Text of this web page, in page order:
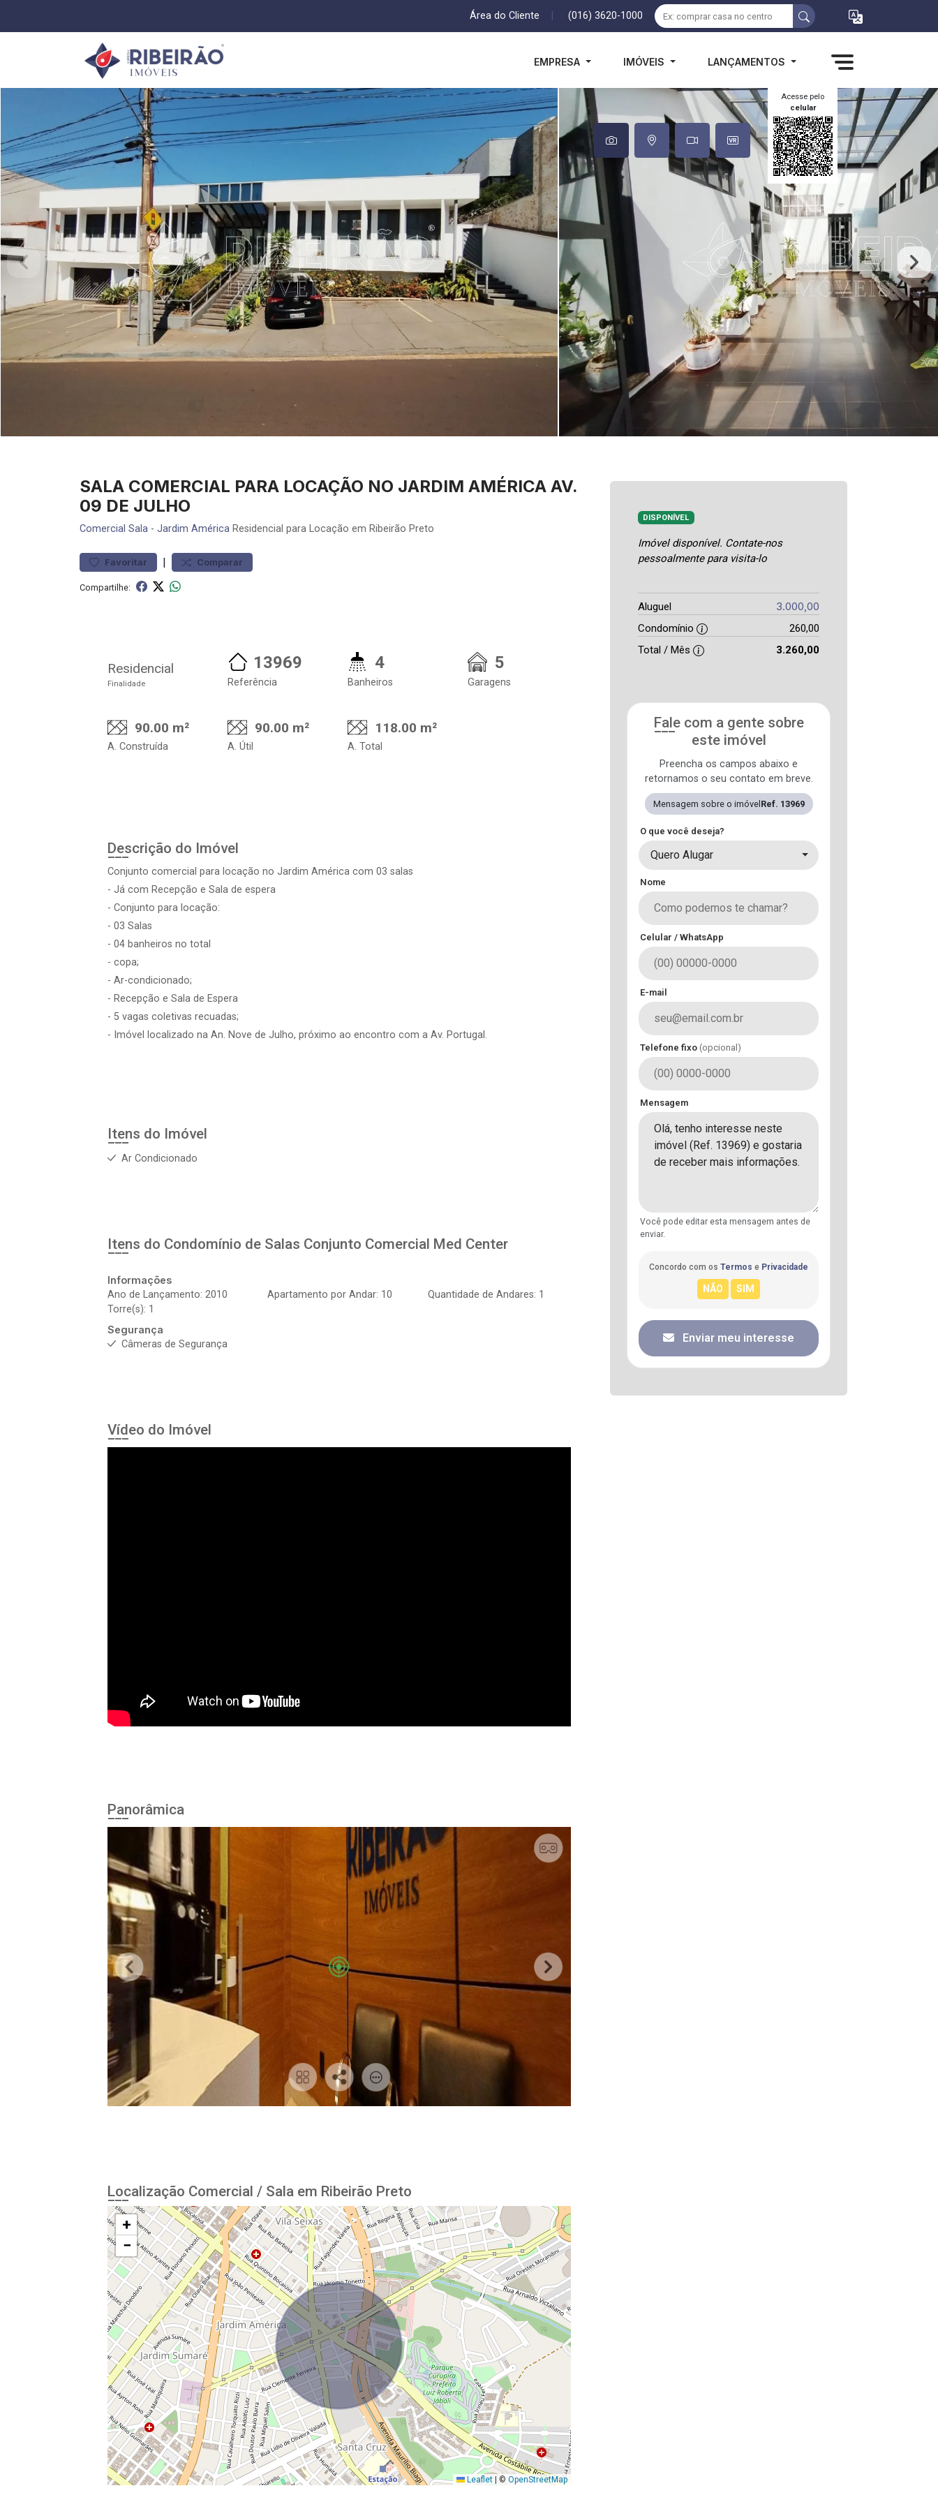
Área do Cliente (016) 3620-1000
EMPRESA IMÓVEIS LANÇAMENTOS
Acesse pelo
celular
SALA COMERCIAL PARA LOCAÇÃO NO JARDIM AMÉRICA AV.
09 DE JULHO
Comercial Sala - Jardim América Residencial para Locação em Ribeirão Preto
Favoritar | Comparar
Compartilhe:
Residencial
Finalidade
13969
Referência
4
Banheiros
5
Garagens
90.00 m²
A. Construída
90.00 m²
A. Útil
118.00 m²
A. Total
Descrição do Imóvel
Conjunto comercial para locação no Jardim América com 03 salas
- Já com Recepção e Sala de espera
- Conjunto para locação:
- 03 Salas
- 04 banheiros no total
- copa;
- Ar-condicionado;
- Recepção e Sala de Espera
- 5 vagas coletivas recuadas;
- Imóvel localizado na An. Nove de Julho, próximo ao encontro com a Av. Portugal.
Itens do Imóvel
Ar Condicionado
Itens do Condomínio de Salas Conjunto Comercial Med Center
Informações
Ano de Lançamento: 2010
Apartamento por Andar: 10
Quantidade de Andares: 1
Torre(s): 1
Segurança
Câmeras de Segurança
Vídeo do Imóvel
Panorâmica
Localização Comercial / Sala em Ribeirão Preto
+
−
Leaflet | © OpenStreetMap
DISPONÍVEL
Imóvel disponível. Contate-nos
pessoalmente para visita-lo
Aluguel 3.000,00
Condomínio
260,00
Total / Mês
3.260,00
Fale com a gente sobre
este imóvel
Preencha os campos abaixo e
retornamos o seu contato em breve.
Mensagem sobre o imóvel Ref. 13969
O que você deseja?
Quero Alugar
Nome
Celular / WhatsApp
E-mail
Telefone fixo (opcional)
Mensagem
Você pode editar esta mensagem antes de
enviar.
Concordo com os Termos e Privacidade
Enviar meu interesse